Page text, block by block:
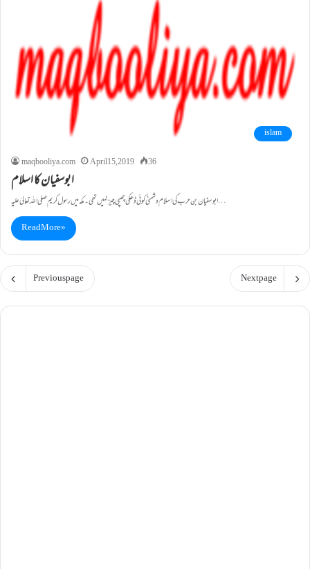
islam
maqbooliya.com
April 15, 2019 36
ابوسفیان کا اسلام
ابوسفیان بن حرب کی اسلام دشمنی کوئی ڈھکی چھپی چیز نہیں تھی۔ مکہ میں رسول کریم صلی اللہ تعالیٰ علیہ…
Read More »
Previous page Next page